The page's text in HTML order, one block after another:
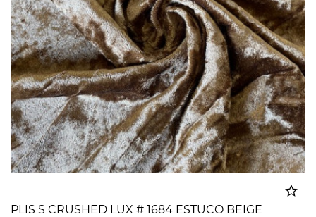
PLIS S CRUSHED LUX # 1684 ESTUCO BEIGE